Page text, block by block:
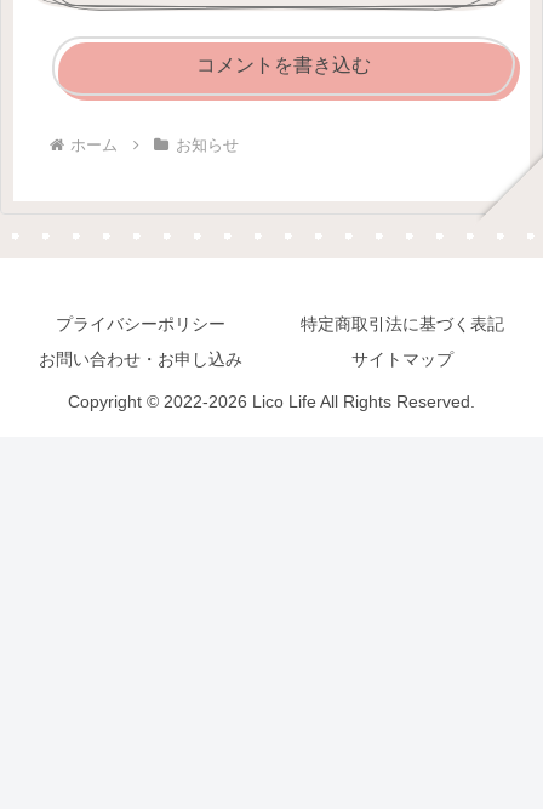
コメントを書き込む
ホーム お知らせ
プライバシーポリシー
特定商取引法に基づく表記
お問い合わせ・お申し込み
サイトマップ
Copyright © 2022-2026 Lico Life All Rights Reserved.